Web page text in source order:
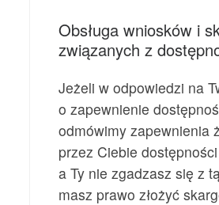
Obsługa wniosków i
związanych z
Jeżeli w odpowiedzi na
o zapewnienie
odmówimy zapewnienia
przez Ciebie
a Ty nie zgadzasz się z
masz prawo złożyć